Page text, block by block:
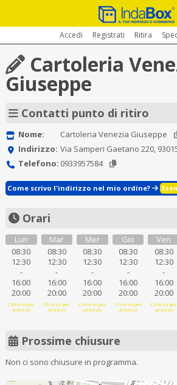
Accedi Registrati Ritira
Cartoleria
Giuseppe
Contatti punto di ritiro
Nome:
Cartoleria Venezia Giuseppe
Indirizzo: Via Samperi Gaetano 220,
Telefono: 0933957584
Come scrivo l'indirizzo nel mio ordine?
Orari
Lun
08:30
12:30
-
16:00
20:00
Chiuso per
pranzo
Mar
08:30
12:30
-
16:00
20:00
Chiuso per
pranzo
Mer
08:30
12:30
-
16:00
20:00
Chiuso per
pranzo
Gio
08:30
12:30
-
16:00
20:00
Chiuso per
pranzo
Ven
08:30
12:30
-
16:00
20:00
Chiuso per
pranzo
Prossime chiusure
Non ci sono chiusure in programma.